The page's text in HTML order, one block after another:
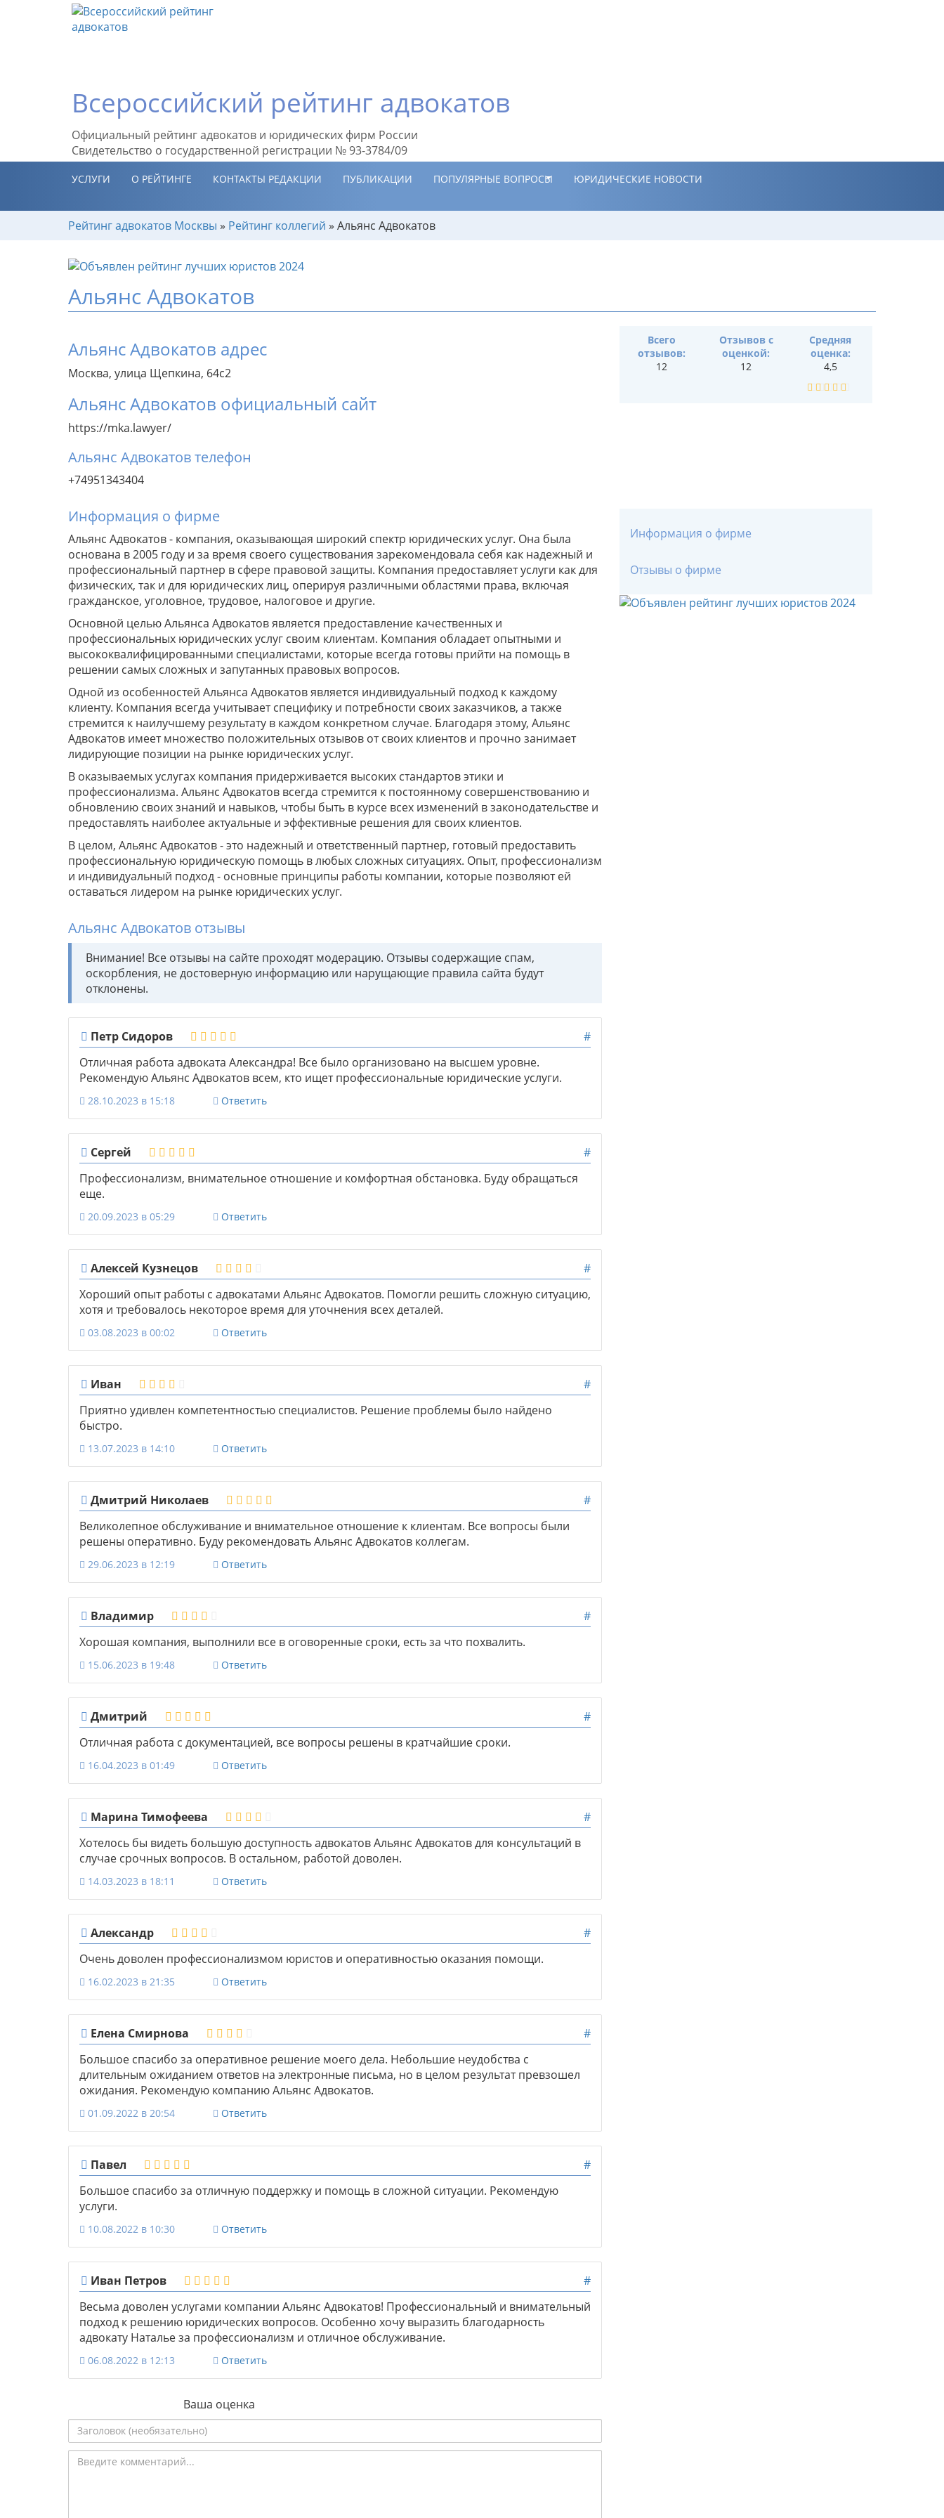
Всероссийский рейтинг адвокатов
Официальный рейтинг адвокатов и юридических фирм России
Свидетельство о государственной регистрации № 93-3784/09
УСЛУГИ О РЕЙТИНГЕ КОНТАКТЫ РЕДАКЦИИ ПУБЛИКАЦИИ ПОПУЛЯРНЫЕ ВОПРОСЫ ЮРИДИЧЕСКИЕ НОВОСТИ
Рейтинг адвокатов Москвы » Рейтинг коллегий » Альянс Адвокатов
Альянс Адвокатов
Альянс Адвокатов адрес
Москва, улица Щепкина, 64с2
Альянс Адвокатов официальный сайт
https://mka.lawyer/
Альянс Адвокатов телефон
+74951343404
Всего
отзывов:
12
Отзывов с
оценкой:
12
Средняя
оценка:
4,5
Информация о фирме
Альянс Адвокатов - компания, оказывающая широкий спектр юридических услуг. Она была
основана в 2005 году и за время своего существования зарекомендовала себя как надежный и
профессиональный партнер в сфере правовой защиты. Компания предоставляет услуги как для
физических, так и для юридических лиц, оперируя различными областями права, включая
гражданское, уголовное, трудовое, налоговое и другие.
Основной целью Альянса Адвокатов является предоставление качественных и
профессиональных юридических услуг своим клиентам. Компания обладает опытными и
высококвалифицированными специалистами, которые всегда готовы прийти на помощь в
решении самых сложных и запутанных правовых вопросов.
Одной из особенностей Альянса Адвокатов является индивидуальный подход к каждому
клиенту. Компания всегда учитывает специфику и потребности своих заказчиков, а также
стремится к наилучшему результату в каждом конкретном случае. Благодаря этому, Альянс
Адвокатов имеет множество положительных отзывов от своих клиентов и прочно занимает
лидирующие позиции на рынке юридических услуг.
В оказываемых услугах компания придерживается высоких стандартов этики и
профессионализма. Альянс Адвокатов всегда стремится к постоянному совершенствованию и
обновлению своих знаний и навыков, чтобы быть в курсе всех изменений в законодательстве и
предоставлять наиболее актуальные и эффективные решения для своих клиентов.
В целом, Альянс Адвокатов - это надежный и ответственный партнер, готовый предоставить
профессиональную юридическую помощь в любых сложных ситуациях. Опыт, профессионализм
и индивидуальный подход - основные принципы работы компании, которые позволяют ей
оставаться лидером на рынке юридических услуг.
Альянс Адвокатов отзывы
Внимание! Все отзывы на сайте проходят модерацию. Отзывы содержащие спам,
оскорбления, не достоверную информацию или нарущающие правила сайта будут
отклонены.
Петр Сидоров
#
Отличная работа адвоката Александра! Все было организовано на высшем уровне.
Рекомендую Альянс Адвокатов всем, кто ищет профессиональные юридические услуги.
28.10.2023 в 15:18 Ответить
Сергей
#
Профессионализм, внимательное отношение и комфортная обстановка. Буду обращаться
еще.
20.09.2023 в 05:29 Ответить
Алексей Кузнецов
#
Хороший опыт работы с адвокатами Альянс Адвокатов. Помогли решить сложную ситуацию,
хотя и требовалось некоторое время для уточнения всех деталей.
03.08.2023 в 00:02 Ответить
Иван
#
Приятно удивлен компетентностью специалистов. Решение проблемы было найдено
быстро.
13.07.2023 в 14:10 Ответить
Дмитрий Николаев
#
Великолепное обслуживание и внимательное отношение к клиентам. Все вопросы были
решены оперативно. Буду рекомендовать Альянс Адвокатов коллегам.
29.06.2023 в 12:19 Ответить
Владимир
#
Хорошая компания, выполнили все в оговоренные сроки, есть за что похвалить.
15.06.2023 в 19:48 Ответить
Дмитрий
#
Отличная работа с документацией, все вопросы решены в кратчайшие сроки.
16.04.2023 в 01:49 Ответить
Марина Тимофеева
#
Хотелось бы видеть большую доступность адвокатов Альянс Адвокатов для консультаций в
случае срочных вопросов. В остальном, работой доволен.
14.03.2023 в 18:11 Ответить
Александр
#
Очень доволен профессионализмом юристов и оперативностью оказания помощи.
16.02.2023 в 21:35 Ответить
Елена Смирнова
#
Большое спасибо за оперативное решение моего дела. Небольшие неудобства с
длительным ожиданием ответов на электронные письма, но в целом результат превзошел
ожидания. Рекомендую компанию Альянс Адвокатов.
01.09.2022 в 20:54 Ответить
Павел
#
Большое спасибо за отличную поддержку и помощь в сложной ситуации. Рекомендую
услуги.
10.08.2022 в 10:30 Ответить
Иван Петров
#
Весьма доволен услугами компании Альянс Адвокатов! Профессиональный и внимательный
подход к решению юридических вопросов. Особенно хочу выразить благодарность
адвокату Наталье за профессионализм и отличное обслуживание.
06.08.2022 в 12:13 Ответить
Ваша оценка
Информация о фирме
Отзывы о фирме